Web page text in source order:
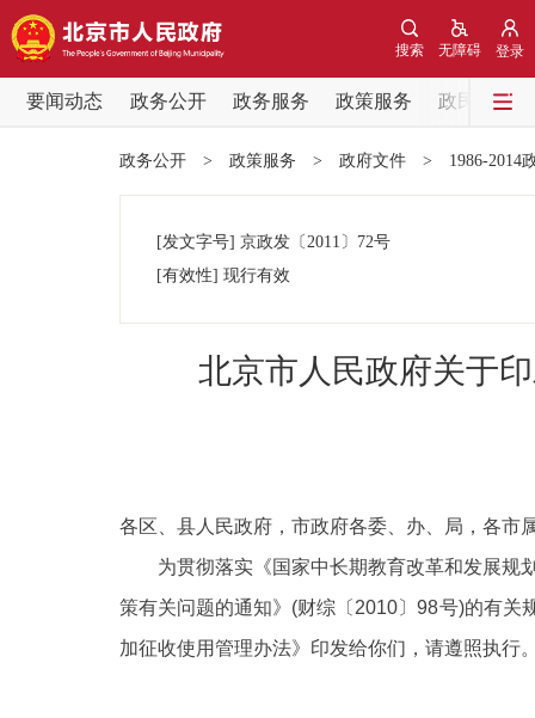
登录
无障碍
搜索
要闻动态 政务公开 政务服务 政策服务
政民互动
党中央精神
政策兑现
决策公开
政务服务
政务公开 > 政策服务 > 政府文件 > 1986-2014
[发文字号] 京政发 〔2011〕 72号
[有效性] 现行有效
北京市人民政府关于
各区、县人民政府，市政府各委、办、局，各市
为贯彻落实《国家中长期教育改革和发展规
策有关问题的通知》(财综〔2010〕98号)的有关
加征收使用管理办法》印发给你们，请遵照执行